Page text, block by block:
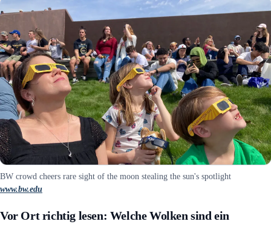
BW crowd cheers rare sight of the moon stealing the sun's spotlight
www.bw.edu
Vor Ort richtig lesen: Welche Wolken sind ein